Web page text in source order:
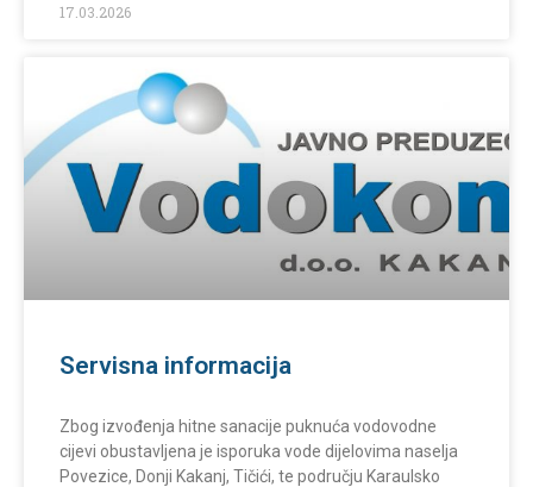
17.03.2026
Servisna informacija
Zbog izvođenja hitne sanacije puknuća vodovodne
cijevi obustavljena je isporuka vode dijelovima naselja
Povezice, Donji Kakanj, Tičići, te području Karaulsko